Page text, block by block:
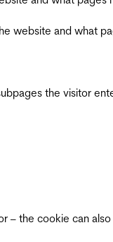
website and what
the visitor
– the cookie can